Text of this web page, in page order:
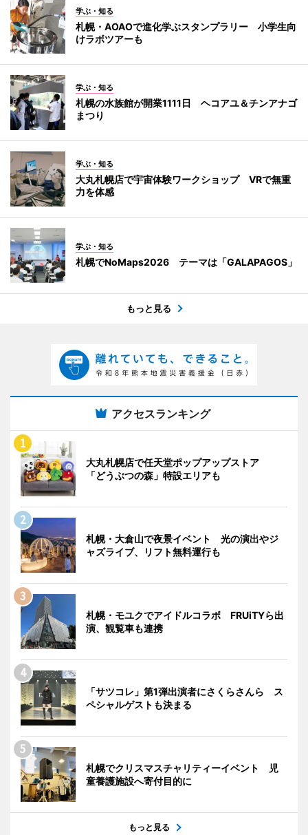
学ぶ・知る
札幌・AOAOで進化学ぶスタンプラリー 小学生向
けラボツアーも
学ぶ・知る
札幌の水族館が開業1111日 ヘコアユ＆チンアナゴ
まつり
学ぶ・知る
大丸札幌店で宇宙体験ワークショップ VRで無重
力を体感
学ぶ・知る
札幌でNoMaps2026 テーマは「GALAPAGOS」
もっと見る
アクセスランキング
大丸札幌店で任天堂ポップアップストア
「どうぶつの森」特設エリアも
札幌・大倉山で夜景イベント 光の演出やジ
ャズライブ、リフト無料運行も
札幌・モユクでアイドルコラボ FRUiTYら出
演、観覧車も連携
「サツコレ」第1弾出演者にさくらさんら ス
ペシャルゲストも決まる
札幌でクリスマスチャリティーイベント 児
童養護施設へ寄付目的に
もっと見る